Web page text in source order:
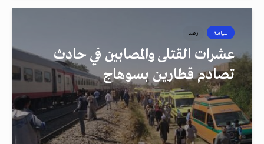
سياسة رصد
عشرات القتلى والمصابين في حادث
تصادم قطارين بسوهاج